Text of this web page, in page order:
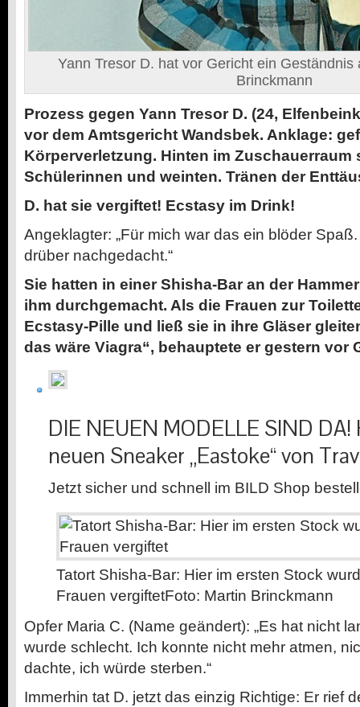
Yann Tresor D. hat vor Gericht ein Geständnis
Brinckmann
Prozess gegen Yann Tresor D. (24,
vor dem Amtsgericht Wandsbek. Anklage:
Körperverletzung. Hinten im Zuschauerraum
Schülerinnen und weinten. Tränen der
D. hat sie vergiftet! Ecstasy im Drink!
Angeklagter: „Für mich war das ein blöder
drüber nachgedacht.“
Sie hatten in einer Shisha-Bar an der
ihm durchgemacht. Als die Frauen zur
Ecstasy-Pille und ließ sie in ihre Gläser
das wäre Viagra“, behauptete er gestern vor
DIE NEUEN MODELLE SIND DA!
neuen Sneaker „Eastoke“ von
Jetzt sicher und schnell im BILD Shop
Tatort Shisha-Bar: Hier im ersten Stock
Frauen vergiftetFoto: Martin Brinckmann
Opfer Maria C. (Name geändert): „Es hat nicht
wurde schlecht. Ich konnte nicht mehr atmen,
dachte, ich würde sterben.“
Immerhin tat D. jetzt das einzig Richtige: Er rief